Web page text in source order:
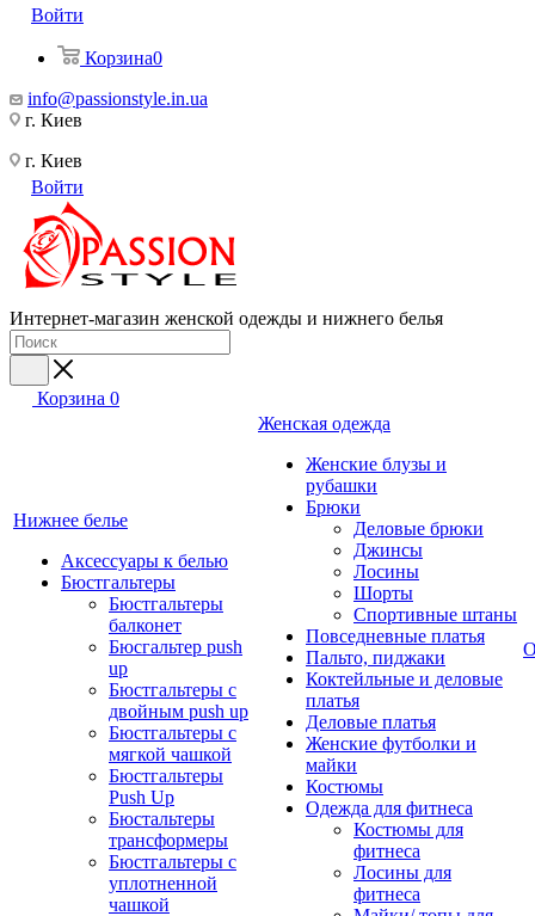
Войти
Корзина0
info@passionstyle.in.ua
г. Киев
г. Киев
Войти
Интернет-магазин женской одежды и нижнего белья
Корзина 0
Нижнее белье
Аксессуары к белью
Бюстгальтеры
Бюстгальтеры
балконет
Бюсгальтер push
up
Бюстгальтеры с
двойным push up
Бюстгальтеры с
мягкой чашкой
Бюстгальтеры
Push Up
Бюстальтеры
трансформеры
Бюстгальтеры с
уплотненной
чашкой
Женская одежда
Женские блузы и
рубашки
Брюки
Деловые брюки
Джинсы
Лосины
Шорты
Спортивные штаны
Повседневные платья
Пальто, пиджаки
Коктейльные и деловые
платья
Деловые платья
Женские футболки и
майки
Костюмы
Одежда для фитнеса
Костюмы для
фитнеса
Лосины для
фитнеса